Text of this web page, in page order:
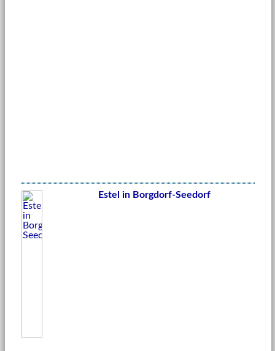
Estel in Borgdorf-Seedorf